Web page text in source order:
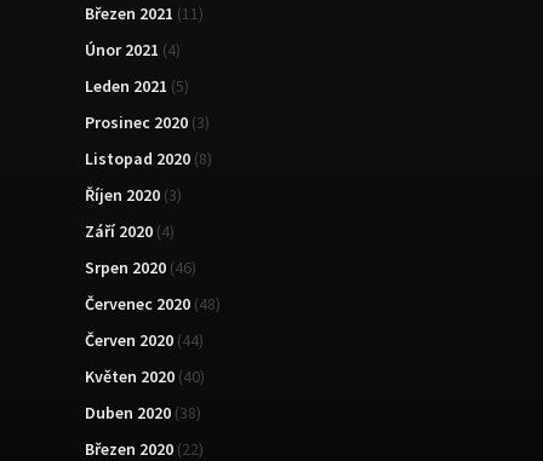
Březen 2021 (11)
Únor 2021 (4)
Leden 2021 (5)
Prosinec 2020 (3)
Listopad 2020 (8)
Říjen 2020 (3)
Září 2020 (4)
Srpen 2020 (46)
Červenec 2020 (48)
Červen 2020 (44)
Květen 2020 (40)
Duben 2020 (38)
Březen 2020 (22)